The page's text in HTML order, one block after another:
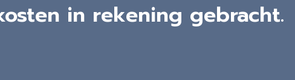
in rekening gebracht.